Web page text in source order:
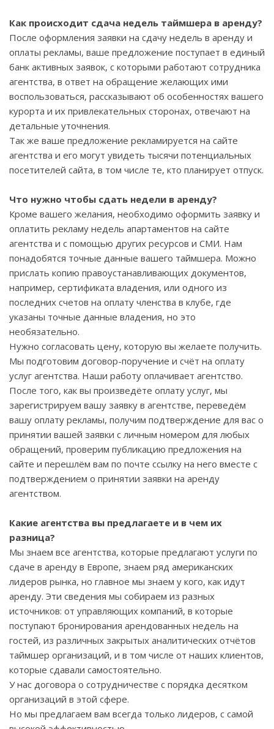
Как происходит сдача недель таймшера в аренду?
После оформления заявки на сдачу недель в аренду и
оплаты рекламы, ваше предложение поступает в единый
банк активных заявок, с которыми работают сотрудника
агентства, в ответ на обращение желающих ими
воспользоваться, рассказывают об особенностях вашего
курорта и их привлекательных сторонах, отвечают на
детальные уточнения.
Так же ваше предложение рекламируется на сайте
агентства и его могут увидеть тысячи потенциальных
посетителей сайта, в том числе те, кто планирует отпуск.
Что нужно чтобы сдать недели в аренду?
Кроме вашего желания, необходимо оформить заявку и
оплатить рекламу недель апартаментов на сайте
агентства и с помощью других ресурсов и СМИ. Нам
понадобятся точные данные вашего таймшера. Можно
прислать копию правоустанавливающих документов,
например, сертификата владения, или одного из
последних счетов на оплату членства в клубе, где
указаны точные данные владения, но это
необязательно.
Нужно согласовать цену, которую вы желаете получить.
Мы подготовим договор-поручение и счёт на оплату
услуг агентства. Наши работу оплачивает агентство.
После того, как вы произведёте оплату услуг, мы
зарегистрируем вашу заявку в агентстве, переведём
вашу оплату рекламы, получим подтверждение для вас о
принятии вашей заявки с личным номером для любых
обращений, проверим публикацию предложения на
сайте и перешлём вам по почте ссылку на него вместе с
подтверждением о принятии заявки на аренду
агентством.
Какие агентства вы предлагаете и в чем их
разница?
Мы знаем все агентства, которые предлагают услуги по
сдаче в аренду в Европе, знаем ряд американских
лидеров рынка, но главное мы знаем у кого, как идут
аренду. Эти сведения мы собираем из разных
источников: от управляющих компаний, в которые
поступают бронирования арендованных недель на
гостей, из различных закрытых аналитических отчётов
таймшер организаций, и в том числе от наших клиентов,
которые сдавали самостоятельно.
У нас договора о сотрудничестве с порядка десятком
организаций в этой сфере.
Но мы предлагаем вам всегда только лидеров, с самой